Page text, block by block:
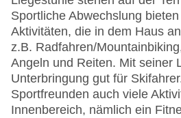
Sportliche Abwechslung
Aktivitäten, die in dem Haus
z.B. Radfahren/
Angeln und Reiten. Mit seiner
Unterbringung gut für
Sportfreunden auch viele
Innenbereich, nämlich ein